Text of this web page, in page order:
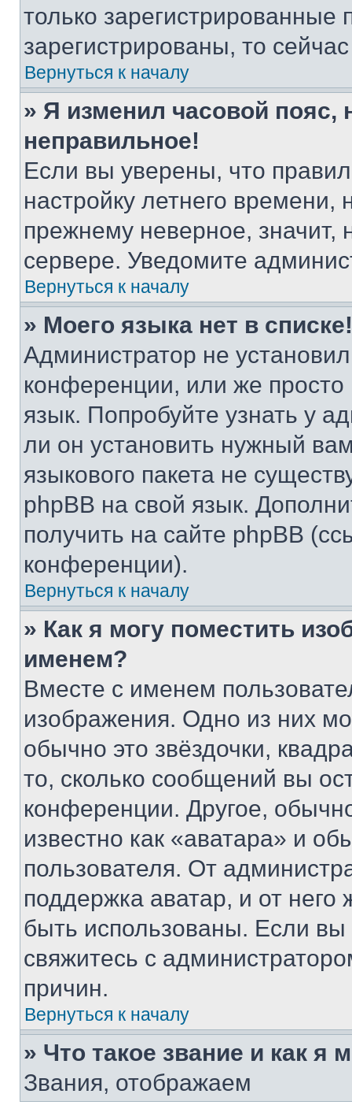
только
зарегистрированы, то
Вернуться к началу
» Я изменил часовой пояс,
неправильное!
Если вы уверены, что
настройку летнего
прежнему неверное, значит,
сервере. Уведомите
Вернуться к началу
» Моего языка нет в списке!
Администратор не
конференции, или же
язык. Попробуйте узнать у
ли он установить нужный
языкового пакета не
phpBB на свой язык.
получить на сайте phpBB
конференции).
Вернуться к началу
» Как я могу поместить
именем?
Вместе с именем
изображения. Одно из них
обычно это звёздочки,
то, сколько сообщений вы
конференции. Другое,
известно как «аватара» и
пользователя. От
поддержка аватар, и от него
быть использованы. Если
свяжитесь с
причин.
Вернуться к началу
» Что такое звание и как я
Звания, отображаем